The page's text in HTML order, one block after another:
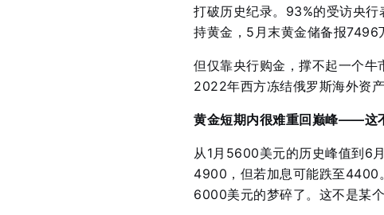
打破历史纪录。93%的受访央行
持黄金，5月末黄金储备报7496
但仅靠央行购金，撑不起一个
2022年西方冻结俄罗斯海外资
黄金短期内很难重回巅峰——这
从1月5600美元的历史峰值到6
4900，但若加息可能跌至4400
6000美元的梦碎了。这不是某